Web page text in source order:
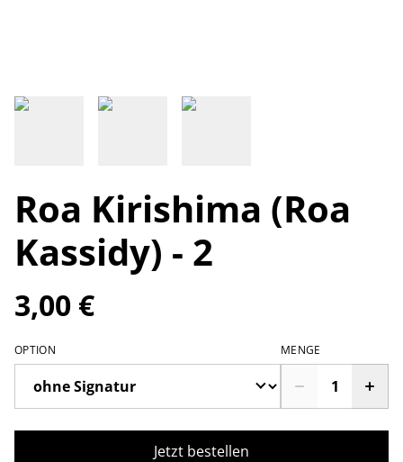
Roa Kirishima (Roa
Kassidy) - 2
3,00 €
OPTION MENGE
Jetzt bestellen